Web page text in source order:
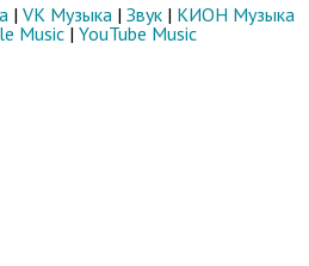
| VK Музыка | Звук | КИОН Музыка
Music| YouTube Music